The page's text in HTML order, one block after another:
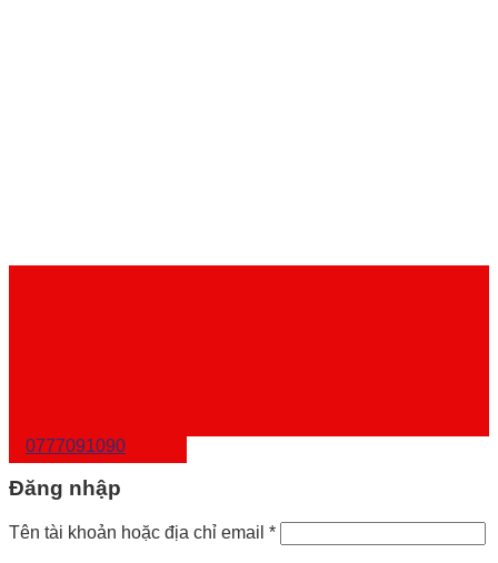
0777091090
Đăng nhập
Tên tài khoản hoặc địa chỉ email *